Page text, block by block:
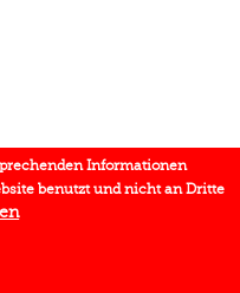
Informationen
benutzt und nicht an Dritte